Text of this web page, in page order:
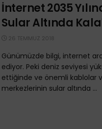
İnternet 2035
Sular Altında
26 TEMMUZ 2018
Günümüzde bilgi, internet
ediyor. Peki deniz seviyesi
ettiğinde ve önemli kablolar
merkezlerinin sular altında ...